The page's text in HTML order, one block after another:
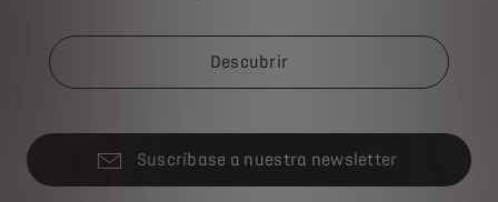
Descubrir
Suscríbase a nuestra newsletter